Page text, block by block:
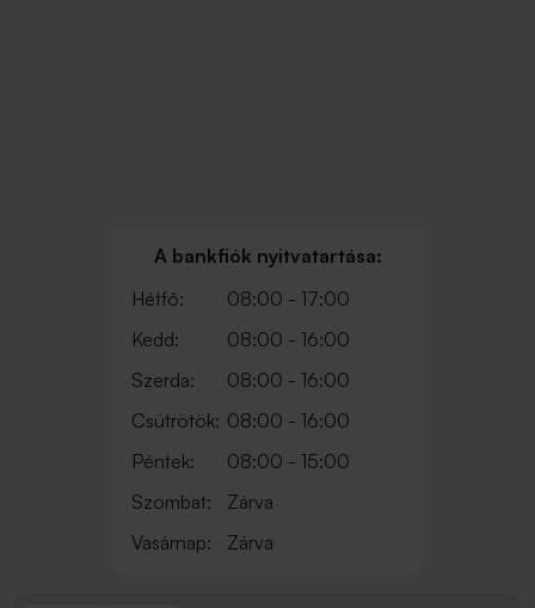
A bankfiók nyitvatartása:
Hétfő:
08:00 - 17:00
Kedd:
08:00 - 16:00
Szerda:
08:00 - 16:00
Csütrötök: 08:00 - 16:00
Péntek:
08:00 - 15:00
Szombat:
Zárva
Vasárnap:
Zárva